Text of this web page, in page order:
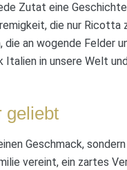
Zutat eine
die nur Ricotta
die an wogende Felder
in unsere Welt
geliebt
Geschmack,
vereint, ein zartes